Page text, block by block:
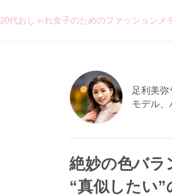
20代おしゃれ女子のためのファッション
足利美弥
モデル、
絶妙の色バラ
“真似したい